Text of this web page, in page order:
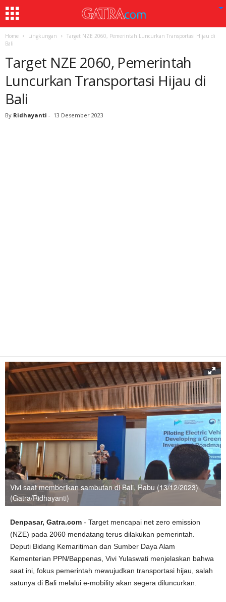
Home Lingkungan
Target NZE 2060, Pemerintah Luncurkan Transportasi Hijau di
Bali
Target NZE 2060, Pemerintah
Luncurkan Transportasi Hijau di
Bali
By Ridhayanti - 13 Desember 2023
Vivi saat memberikan sambutan di Bali, Rabu (13/12/2023)
(Gatra/Ridhayanti)
Denpasar, Gatra.com - Target mencapai net zero emission
(NZE) pada 2060 mendatang terus dilakukan pemerintah.
Deputi Bidang Kemaritiman dan Sumber Daya Alam
Kementerian PPN/Bappenas, Vivi Yulaswati menjelaskan bahwa
saat ini, fokus pemerintah mewujudkan transportasi hijau, salah
satunya di Bali melalui e-mobility akan segera diluncurkan.